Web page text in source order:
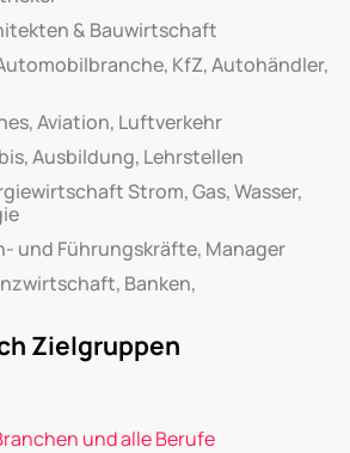
& Bauwirtschaft
KfZ, Autohändler,
Aviation, Luftverkehr
Ausbildung, Lehrstellen
Strom, Gas, Wasser,
und Führungskräfte, Manager
Banken,
Zielgruppen
und alle Berufe